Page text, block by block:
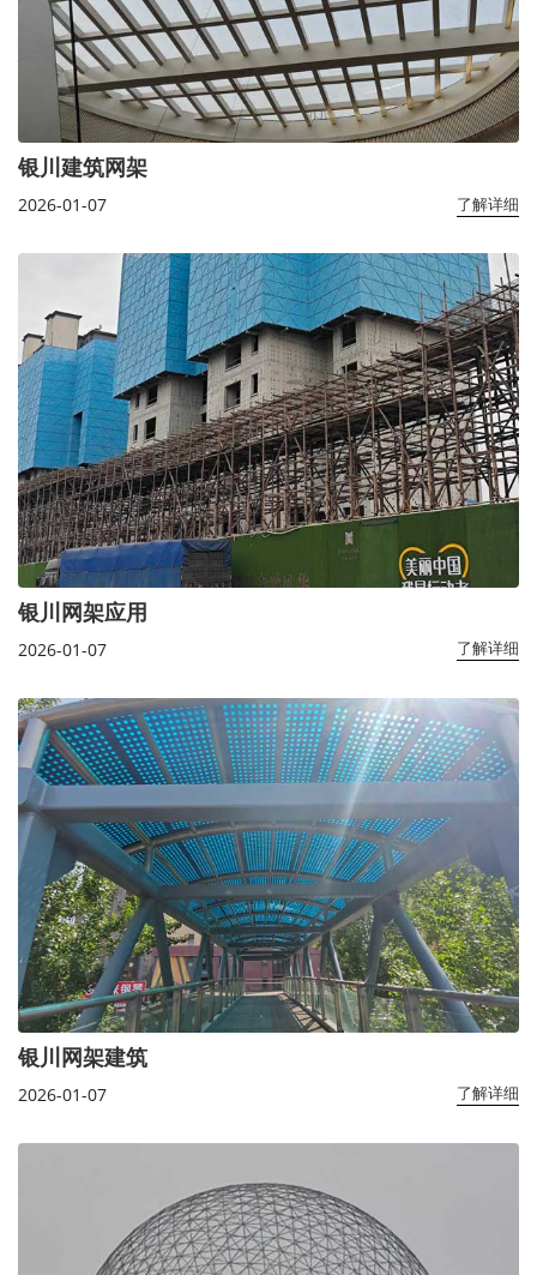
银川建筑网架
2026-01-07 了解详细
银川网架应用
2026-01-07 了解详细
银川网架建筑
2026-01-07 了解详细